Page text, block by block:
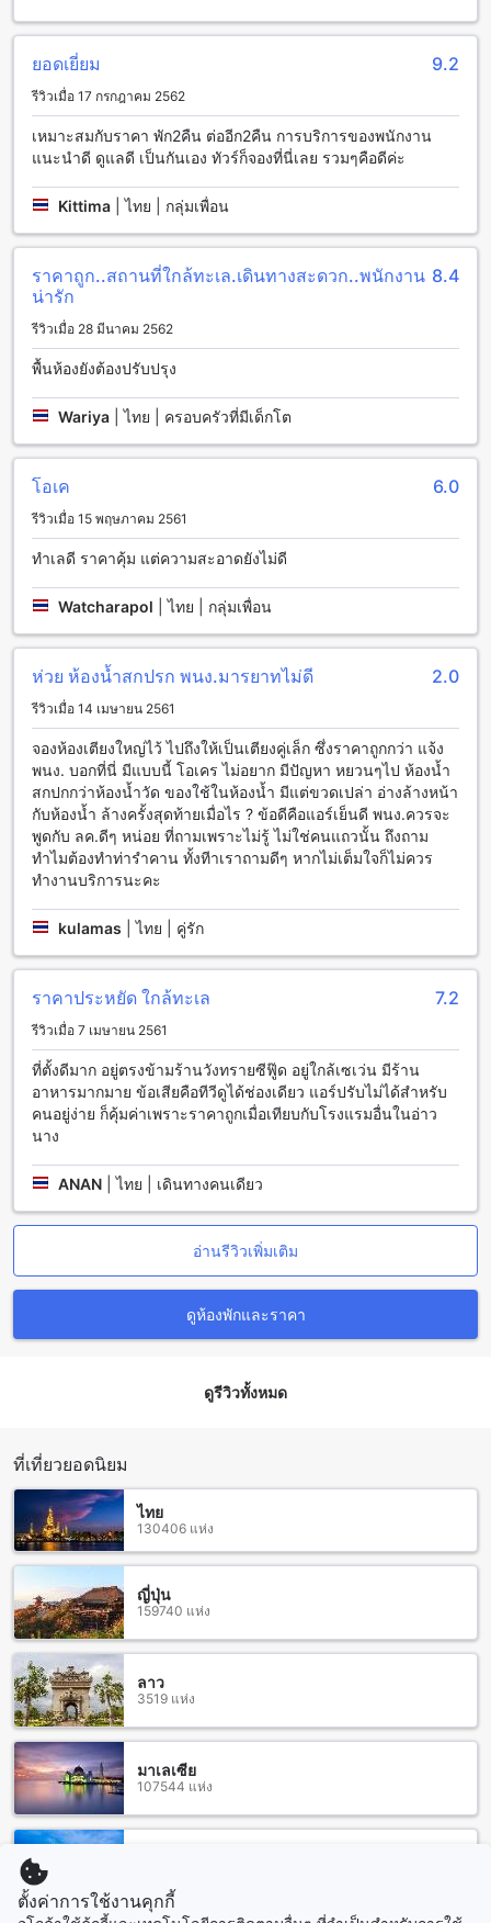
อย่างสะดวกสบาย อีกทั้งยังมีบริการรถรับส่งฟรีไปยังสถานที่สำคัญ
ในบริเวณใกล้เคียง เช่น ท่าเรืออ่าวนาง และชายหาดนางเล็ก เพื่อ
เที่ยวได้อย่างสะดวกสบาย
ห้องพักที่โอโย 1148 อ่าวนาง อันดามัน รีสอร์ท
โอโย 1148 อ่าวนาง อันดามัน รีสอร์ท มีห้องพักที่มีสิ่งอำนวยความ
สะดวกที่ทันสมัยและครบครันเพื่อให้คุณมีประสบการณ์การพัก
ผ่อนที่สุดสะดวกสบาย
ห้องพักที่โอโย 1148 อ่าวนาง อันดามัน รีสอร์ทมีเครื่องปรับอากาศ
ในทุกห้อง เพื่อให้คุณสามารถรับประสบการณ์การพักผ่อนใน
บรรยากาศที่เย็นสบายได้ตลอดเวลา
นอกจากนี้ยังมีโทรทัศน์ในห้องพัก เพื่อให้คุณสามารถรับชม
นอกจากนี้ยังมีมินิบาร์ในห้องพัก เพื่อให้คุณสามารถเพลิดเพลินกับ
เครื่องดื่มและขนมหวานต่างๆได้ทุกเมื่อ
นอกจากนี้ยังมีระเบียงหรือระเบียงที่มีวิวที่สวยงามในห้องพัก เพื่อ
ให้คุณสามารถชมวิวและสัมผัสอากาศบริสุทธิ์ของอ่าวนางได้อย่าง
เต็มที่
นอกจากนี้ยังมีรายการทีวีดาวเทียมหรือรายการทีวีผ่านสัญญาณ
เคเบิลให้คุณเพลิดเพลินกับการรับชมรายการทีวีที่คุณชื่นชอบได้
อย่างไม่มีข้อจำกัด
สิ่งอำนวยความสะดวกทางการกินของโอโย 1148 อ่าวนาง
บาร์ที่น่าตื่นเต้นมากมายที่จะทำให้คุณพึงพอใจ หากคุณมีอาการหิว
และไม่อยากออกนอกห้องพัก คุณสามารถสั่งอาหารผ่านบริการห้อง
หลายให้เลือกตามความชอบของคุณ และพนักงานบริการห้องพัก
จะดูแลให้คุณได้รับอาหารที่อร่อยและเพลิดเพลินไปกับอาหารได้
ทุกครั้งที่คุณสั่ง
ห้องพักที่โอโย 1148 อ่าวนาง อันดามัน รีสอร์ท
โอโย 1148 อ่าวนาง อันดามัน รีสอร์ท มีห้องพักหลากหลาย
ประเภทที่สามารถตอบสนองความต้องการของผู้เข้าพักได้อย่าง
เหมาะสม ห้องพักที่มีให้เลือกมีดังนี้: Mixed Dormitory Room *1
of 6 beds ขนาด 30 ตารางเมตร มีเตียงเดี่ยว ห้องพักสองเตียง
ร่วมห้องน้ำ ขนาด 22 ตารางเมตร มีเตียงคู่ ห้องพักสูทีเรียวเดิมพัน
ขนาด 25 ตารางเมตร มีเตียงคู่ ห้องพักสูทีเรียวเดิมพันวิวทะเล
ตารางเมตร มีเตียงเดี่ยว ห้องพักสามเตียงร่วมห้องน้ำ ขนาด 25
ตารางเมตร มีเตียงเดี่ยวหรือเตียงคู่
ความงดงามของอ่าวนางในกระบี่
อ่าวนางเป็นหนึ่งในสถานที่ท่องเที่ยวที่ยอดเยี่ยมในเมืองกระบี่ อ่าว
นางตั้งอยู่ทางด้านตะวันตกของเมืองกระบี่ และเป็นส่วนหนึ่งของ
ความเงียบสงบและความสวยงามของธรรมชาติ โอโย 1148 อ่าว
นาง อันดามัน รีสอร์ทเป็นทางเลือกที่ดีที่สุด
อ่าวนางมีทรายที่ละเอียดและน้ำทะเลที่ใสมาก ทำให้เป็นสถานที่ที่
เหมาะสำหรับการพักผ่อนและสัมผัสกับธรรมชาติอย่างแท้จริง
นอกจากนี้ คุณยังสามารถเล่นน้ำทะเล ดำน้ำตื้น หรือนั่งเรือไป
สำหรับการเดินทางไปยังหมู่เกาะอันดามันอีกด้วย
กำลังวางแผนทริปเดินทางมาที่นี่ คุณสามารถเดินทางมายังโอโย
ต้องการ ดังนี้
หากคุณเดินทางโดยรถยนต์ส่วนตัว คุณสามารถขับรถจากสนาม
บินกระบี่ไปทางถนนพัทยา-กระบี่ และตรงมาทางถนนเข้าสู่อ่าว
นาง โดยรีสอร์ทตั้งอยู่ใกล้กับทางเข้าอ่าวนาง โดยมีระยะทาง
ประมาณ 40 กิโลเมตรจากสนามบิน
หากคุณต้องการใช้บริการรถรับส่งสนามบิน โรงแรมโอโย 1148
อ่าวนาง อันดามัน รีสอร์ทมีบริการรถรับส่งสนามบินที่สามารถจอง
ล่วงหน้าได้ โดยคุณสามารถติดต่อโรงแรมเพื่อสอบถามราย
ละเอียดเพิ่มเติม
สถานที่ท่องเที่ยวรอบโอโย 1148 อ่าวนาง อันดามัน รีสอร์ท
โอโย 1148 อ่าวนาง อันดามัน รีสอร์ท ตั้งอยู่ใกล้กับหลายสถานที่
ท่องเที่ยวที่น่าสนใจในกระบี่ เช่น หาดอ่าวนาง ที่เป็นหาดที่มีความ
งามและความเงียบสงบ สามารถนั่งพักผ่อนและชมวิวทะเลได้
อย่างสบายๆ หาดนพรัตน์ธารา ซึ่งเป็นหาดที่มีความเป็นธรรมชาติ
อ่าวที่มีทิวทัศน์ที่สวยงามและเงียบสงบ สามารถเดินเล่นและชมวิว
ทะเลได้อย่างสะดวกสบาย มังกี้ เทรล ที่เป็นร้านอาหารและคาเฟ่ที่
ยอดเยี่ยม 9.2
รีวิวเมื่อ 17 กรกฎาคม 2562
เหมาะสมกับราคา พัก2คืน ต่ออีก2คืน การบริการของพนักงาน
แนะนำดี ดูแลดี เป็นกันเอง ทัวร์ก็จองที่นี่เลย รวมๆคือดีค่ะ
Kittima |ไทย | กลุ่มเพื่อน
ราคาถูก..สถานที่ใกล้ทะเล.เดินทางสะดวก..พนักงาน
น่ารัก
8.4
รีวิวเมื่อ 28 มีนาคม 2562
พื้นห้องยังต้องปรับปรุง
Wariya |ไทย | ครอบครัวที่มีเด็กโต
โอเค 6.0
รีวิวเมื่อ 15 พฤษภาคม 2561
ทำเลดี ราคาคุ้ม แต่ความสะอาดยังไม่ดี
Watcharapol |ไทย | กลุ่มเพื่อน
ห่วย ห้องน้ำสกปรก พนง.มารยาทไม่ดี 2.0
รีวิวเมื่อ 14 เมษายน 2561
จองห้องเตียงใหญ่ไว้ ไปถึงให้เป็นเตียงคู่เล็ก ซึ่งราคาถูกกว่า แจ้ง
พนง. บอกที่นี่ มีแบบนี้ โอเคร ไม่อยาก มีปัญหา หยวนๆไป ห้องน้ำ
สกปกกว่าห้องน้ำวัด ของใช้ในห้องน้ำ มีแต่ขวดเปล่า อ่างล้างหน้า
กับห้องน้ำ ล้างครั้งสุดท้ายเมื่อไร ? ข้อดีคือแอร์เย็นดี พนง.ควรจะ
พูดกับ ลค.ดีๆ หน่อย ที่ถามเพราะไม่รู้ ไม่ใช่คนแถวนั้น ถึงถาม
ทำไมต้องทำท่ารำคาน ทั้งทีาเราถามดีๆ หากไม่เต็มใจก็ไม่ควร
ทำงานบริการนะคะ
kulamas |ไทย | คู่รัก
ราคาประหยัด ใกล้ทะเล 7.2
รีวิวเมื่อ 7 เมษายน 2561
ที่ตั้งดีมาก อยู่ตรงข้ามร้านวังทรายซีฟู๊ด อยู่ใกล้เซเว่น มีร้าน
อาหารมากมาย ข้อเสียคือทีวีดูได้ช่องเดียว แอร์ปรับไม่ได้สำหรับ
คนอยู่ง่าย ก็คุ้มค่าเพราะราคาถูกเมื่อเทียบกับโรงแรมอื่นในอ่าว
นาง
ANAN |ไทย | เดินทางคนเดียว
อ่านรีวิวเพิ่มเติม
ดูห้องพักและราคา
ดูรีวิวทั้งหมด
ที่เที่ยวยอดนิยม
ไทย
130406 แห่ง
ญี่ปุ่น
159740 แห่ง
ลาว
3519 แห่ง
มาเลเซีย
107544 แห่ง
ตั้งค่าการใช้งานคุกกี้